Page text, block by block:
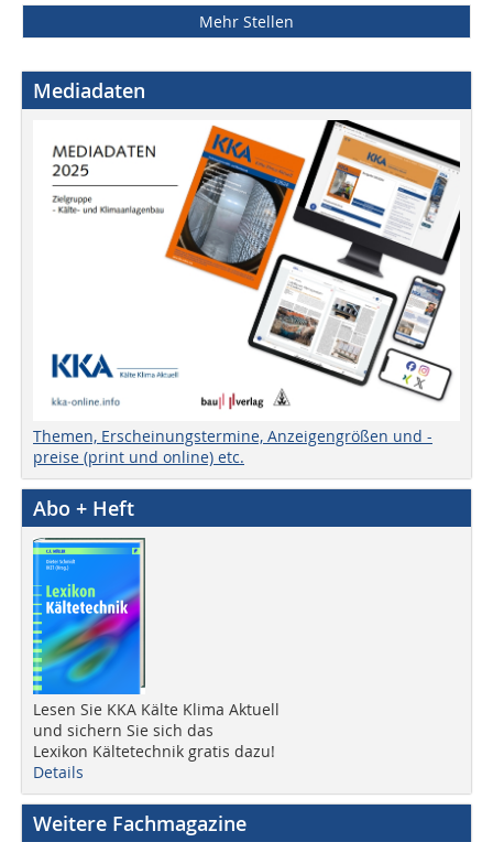
Mehr Stellen
Mediadaten
Themen, Erscheinungstermine, Anzeigengrößen und -
preise (print und online) etc.
Abo + Heft
Lesen Sie KKA Kälte Klima Aktuell
und sichern Sie sich das
Lexikon Kältetechnik gratis dazu!
Details
Weitere Fachmagazine